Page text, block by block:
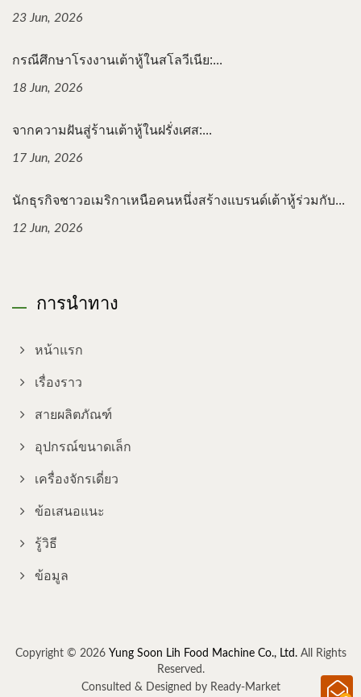
23 Jun, 2026
กรณีศึกษาโรงงานเต้าหู้ในสโลวีเนีย:...
18 Jun, 2026
จากความฝันสู่ร้านเต้าหู้ในฝรั่งเศส:...
17 Jun, 2026
นักธุรกิจชาวอเมริกาเหนือคนหนึ่งสร้างแบรนด์เต้าหู้ร่วมกับ...
12 Jun, 2026
การนำทาง
หน้าแรก
เรื่องราว
สายผลิตภัณฑ์
อุปกรณ์ขนาดเล็ก
เครื่องจักรเดี่ยว
ข้อเสนอแนะ
รู้วิธี
ข้อมูล
Copyright © 2026 Yung Soon Lih Food Machine Co., Ltd.All Rights
Reserved.
Consulted & Designed by Ready-Market